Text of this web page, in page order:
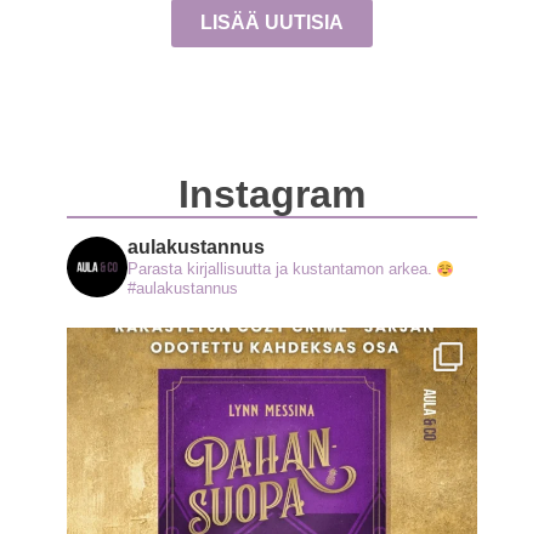
LISÄÄ UUTISIA
Instagram
aulakustannus
Parasta kirjallisuutta ja kustantamon arkea.
#aulakustannus